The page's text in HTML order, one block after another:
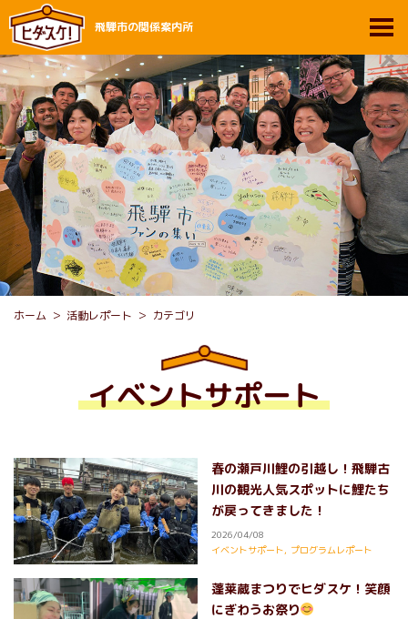
飛騨市の関係案内所
ホーム 活動レポート カテゴリ
イベントサポート
春の瀬戸川鯉の引越し！飛騨古
川の観光人気スポットに鯉たち
が戻ってきました！
2026/04/08
イベントサポート, プログラムレポート
蓬莱蔵まつりでヒダスケ！笑顔
にぎわうお祭り